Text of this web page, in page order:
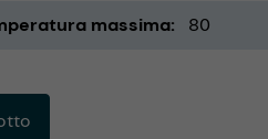
massima 80